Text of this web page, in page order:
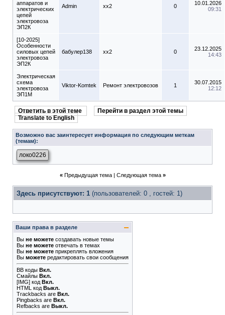
аппаратов и
электрических
цепей
электровоза
ЭП2К
Admin xx2 0
10.01.2026
09:31
[10-2025]
Особенности
силовых цепей
электровоза
ЭП2К
бабулер138 xx2 0
23.12.2025
14:43
Электрическая
схема
электровоза
ЭП1М
Viktor-Komtek Ремонт электровозов 1
30.07.2015
12:12
Ответить в этой теме
Перейти в раздел этой темы
Translate to English
Возможно вас заинтересует информация по следующим меткам
(темам):
локо0226
« Предыдущая тема| Следующая тема »
Здесь присутствуют: 1 (пользователей: 0 , гостей: 1)
Ваши права в разделе
Вы не можете создавать новые темы
Вы не можете отвечать в темах
Вы не можете прикреплять вложения
Вы можете редактировать свои сообщения
BB коды Вкл.
Смайлы Вкл.
[IMG] код Вкл.
HTML код Выкл.
Trackbacks are Вкл.
Pingbacks are Вкл.
Refbacks are Выкл.